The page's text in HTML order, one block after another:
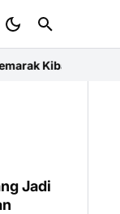
Kibaran Bendera
Jadi